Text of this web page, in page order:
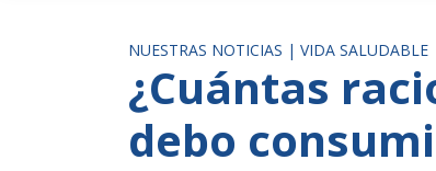
NUESTRAS NOTICIAS | VIDA SALUDABLE
¿Cuántas
debo